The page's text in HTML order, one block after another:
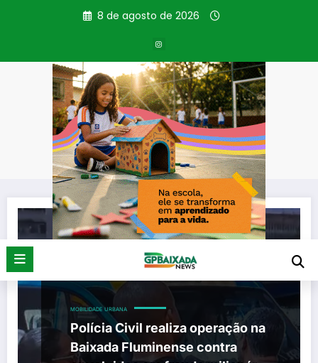
8 de agosto de 2026
Tag: Bilhete Único
Página inicial Bilhete Único
MOBILIDADE URBANA
Polícia Civil realiza operação na
Baixada Fluminense contra